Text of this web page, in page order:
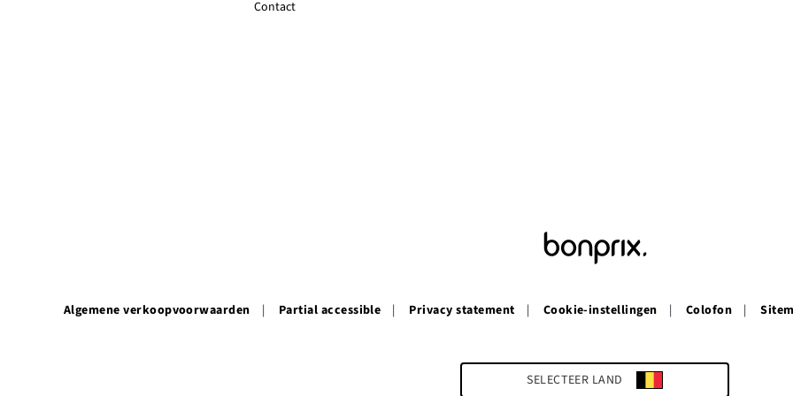
Contact
Algemene verkoopvoorwaarden Partial accessible Privacy statement Cookie-instellingen Colofon
SELECTEER LAND